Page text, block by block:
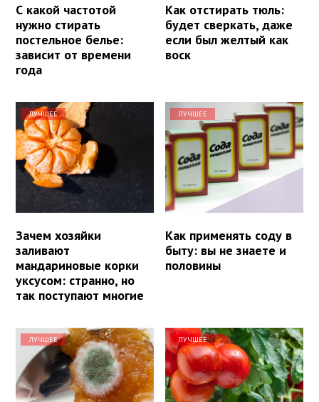
С какой частотой
нужно стирать
постельное белье:
зависит от времени
года
Как отстирать тюль:
будет сверкать, даже
если был желтый как
воск
ЛУЧШЕЕ
Зачем хозяйки
заливают
мандариновые корки
уксусом: странно, но
так поступают многие
ЛУЧШЕЕ
Как применять соду в
быту: вы не знаете и
половины
ЛУЧШЕЕ ЛУЧШЕЕ